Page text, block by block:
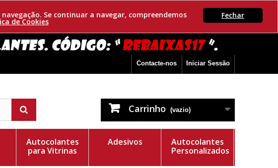
Fechar
Se continuar a navegar, compreendemos
de Cookies
Iniciar Sessão
Contacte-nos
Carrinho (vazio)
Autocolantes
para Vitrinas
Adesivos
Autocolantes
Personalizados